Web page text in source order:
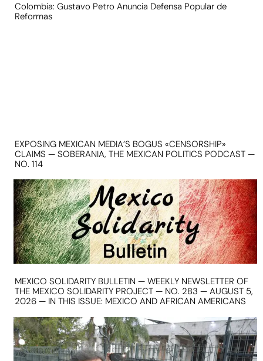
Colombia: Gustavo Petro Anuncia Defensa Popular de
Reformas
EXPOSING MEXICAN MEDIA’S BOGUS «CENSORSHIP»
CLAIMS — SOBERANIA, THE MEXICAN POLITICS PODCAST —
NO. 114
MEXICO SOLIDARITY BULLETIN — WEEKLY NEWSLETTER OF
THE MEXICO SOLIDARITY PROJECT — NO. 283 — AUGUST 5,
2026 — IN THIS ISSUE: MEXICO AND AFRICAN AMERICANS